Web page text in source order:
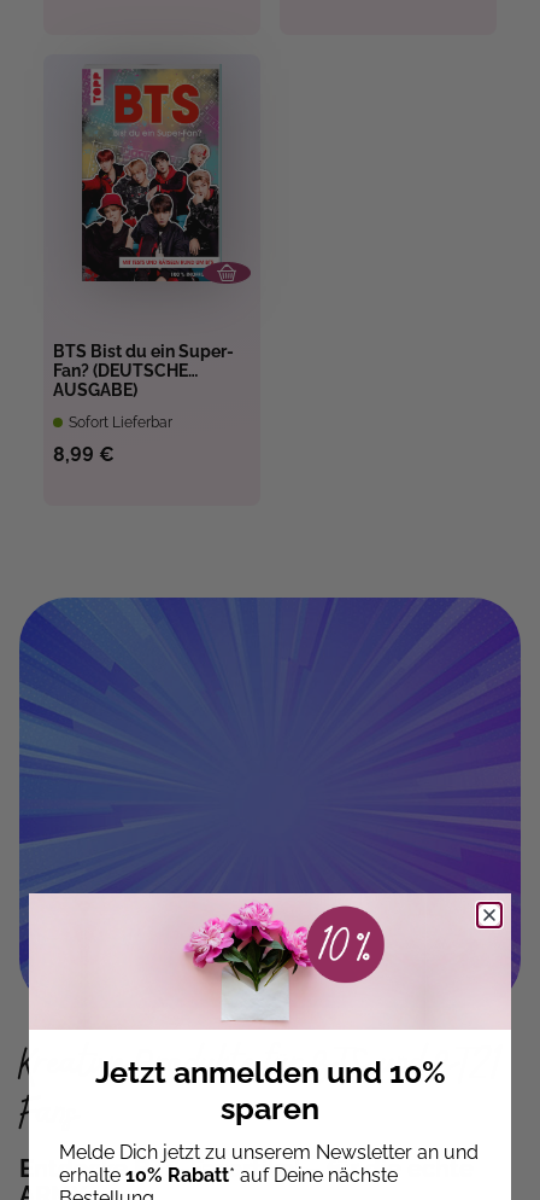
BTS Bist du ein Super-
Fan? (DEUTSCHE
AUSGABE)
Sofort Lieferbar
8,99 €
Kreative Produkte für BTS und BT21
Fans
Entdecke BTS-Fanartikel – für die echte
Jetzt anmelden und 10%
sparen
Melde Dich jetzt zu unserem Newsletter an und
erhalte 10% Rabatt* auf Deine nächste